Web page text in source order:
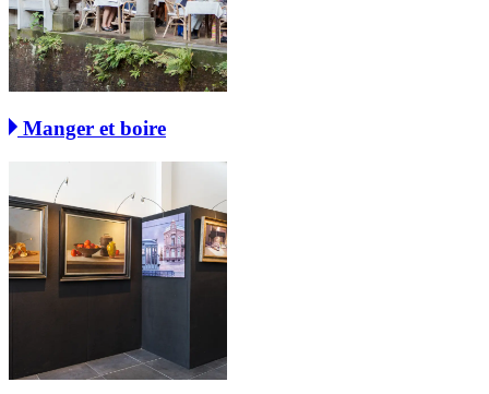
Manger et boire